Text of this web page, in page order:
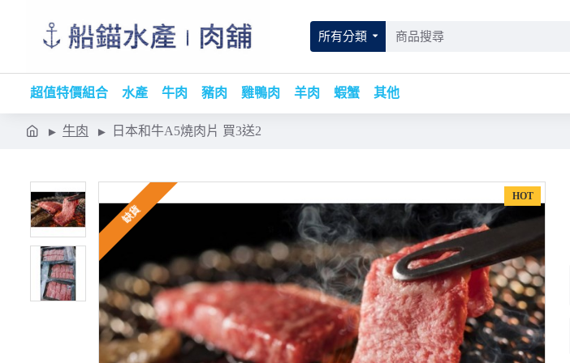
所有分類
超值特價組合 水產 牛肉 豬肉 雞鴨肉 羊肉 蝦蟹 其他
牛肉 日本和牛A5燒肉片 買3送2
HOT
缺貨